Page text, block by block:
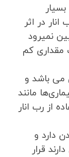
در اثر
نمیرود
مقداری کم
می باشد و
مانند
از رب انار
دارد و
قرار